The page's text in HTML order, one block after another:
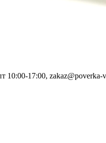
10:00-17:00, zakaz@poverka-